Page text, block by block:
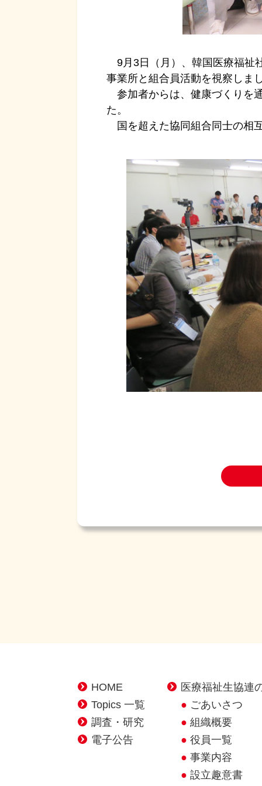
9月3日（月）、韓国医療福祉
事業所と組合員活動を視察しま
参加者からは、健康づくりを
た。
国を超えた協同組合同士の相
HOME
Topics 一覧
調査・研究
電子公告
医療福祉生協連
ごあいさつ
組織概要
役員一覧
事業内容
設立趣意書